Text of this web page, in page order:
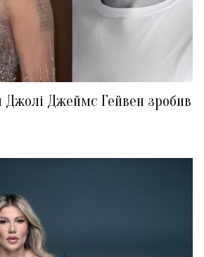
Джолі Джеймс Гейвен зробив